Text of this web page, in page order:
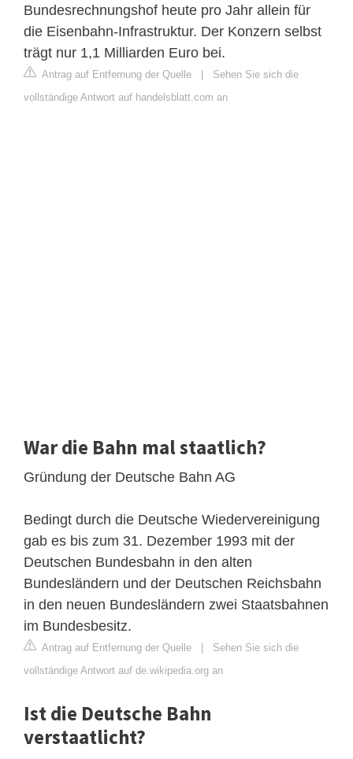
Bundesrechnungshof heute pro Jahr allein für
die Eisenbahn-Infrastruktur. Der Konzern selbst
trägt nur 1,1 Milliarden Euro bei.
Antrag auf Entfernung der Quelle
Sehen Sie sich die
vollständige Antwort auf handelsblatt.com an
War die Bahn mal staatlich?
Gründung der Deutsche Bahn AG
Bedingt durch die Deutsche Wiedervereinigung
gab es bis zum 31. Dezember 1993 mit der
Deutschen Bundesbahn in den alten
Bundesländern und der Deutschen Reichsbahn
in den neuen Bundesländern zwei Staatsbahnen
im Bundesbesitz.
Antrag auf Entfernung der Quelle
Sehen Sie sich die
vollständige Antwort auf de.wikipedia.org an
Ist die Deutsche Bahn
verstaatlicht?